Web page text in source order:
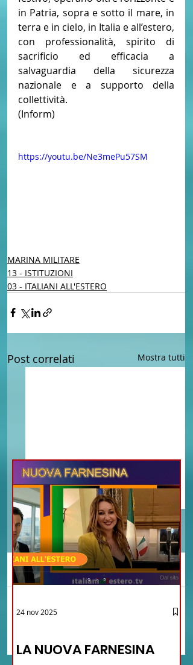
in Patria, sopra e sotto il mare, in
terra e in cielo, in Italia e all’estero,
con professionalità, spirito di
sacrificio ed efficacia a
salvaguardia della sicurezza
nazionale e a supporto della
collettività.
(Inform)
https://youtu.be/Ne3mePu57SM
MARINA MILITARE
13 - ISTITUZIONI
03 - ITALIANI ALL'ESTERO
Post correlati Mostra tutti
Marina Militare:
delle ‘Navi del deserto"
Commenti
Scrivi un commento...
LA NUOVA FARNESINA
24 nov 2025